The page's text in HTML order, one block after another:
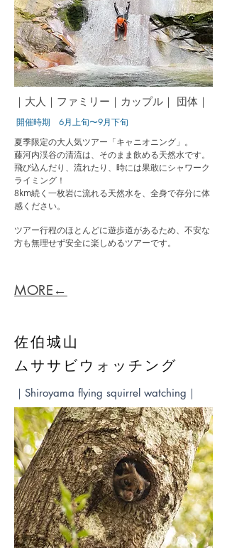
｜大人｜ファミリー｜カップル｜ 団体｜
開催時期 6月上旬〜9月下旬
夏季限定の大人気ツアー「キャニオニング」。
藤河内渓谷の清流は、そのまま飲める天然水です。
飛び込んだり、流れたり、時には果敢にシャワーク
ライミング！
8km続く一枚岩に流れる天然水を、全身で存分に体
感ください。
ツアー行程のほとんどに遊歩道があるため、不安な
方も無理せず安全に楽しめるツアーです。
MORE←
​佐伯城山
ムササビウォッチング
｜Shiroyama flying squirrel watching｜